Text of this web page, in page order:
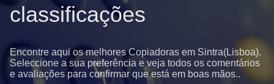
classificações
Encontre aqui os melhores Copiadoras em Sintra(Lisboa).
Seleccione a sua preferência e veja todos os comentários
e avaliações para confirmar que está em boas mãos..